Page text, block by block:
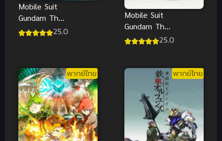
Mobile Suit
Gundam The
Witch from25.0
Mobile Suit
Gundam The
Witch from25.0
พากย์ไทย พากย์ไทย